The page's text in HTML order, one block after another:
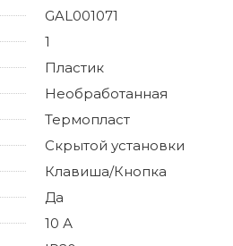
GAL001071
1
Пластик
Необработанная
Термопласт
Скрытой установки
Клавиша/Кнопка
Да
10 А